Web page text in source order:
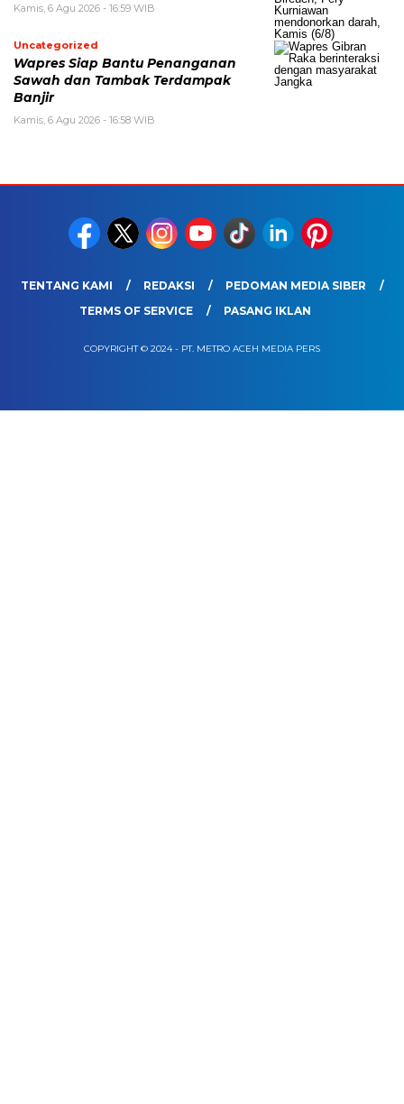
Kamis, 6 Agu 2026 - 16:59 WIB
Uncategorized
Wapres Siap Bantu Penanganan
Sawah dan Tambak Terdampak
Banjir
Kamis, 6 Agu 2026 - 16:58 WIB
TENTANG KAMI REDAKSI
PEDOMAN MEDIA SIBER
TERMS OF SERVICE
PASANG IKLAN
COPYRIGHT © 2024 - PT. METRO ACEH MEDIA PERS